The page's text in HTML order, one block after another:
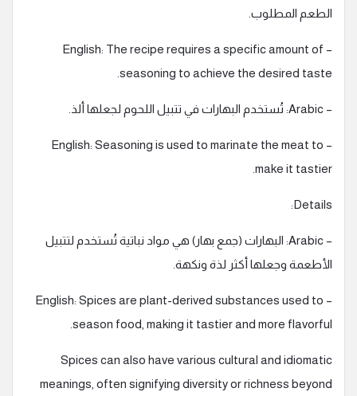
الطعم المطلوب.
– English: The recipe requires a specific amount of
seasoning to achieve the desired taste.
– Arabic: تُستخدم البهارات في تتبيل اللحوم لجعلها ألذ.
– English: Seasoning is used to marinate the meat to
make it tastier.
Details:
– Arabic: البهارات (جمع بهار) هي مواد نباتية تُستخدم لتتبيل
الأطعمة وجعلها أكثر لذة ونكهة.
– English: Spices are plant-derived substances used to
season food, making it tastier and more flavorful.
Spices can also have various cultural and idiomatic
meanings, often signifying diversity or richness beyond